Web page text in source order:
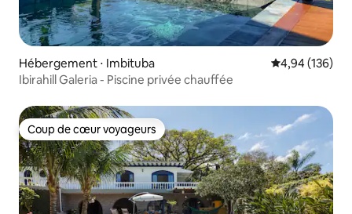
Hébergement ⋅ Imbituba Évaluation
4,94 (136)
Ibirahill Galeria - Piscine privée chauffée
Coup de cœur voyageurs
Coup de cœur voyageurs